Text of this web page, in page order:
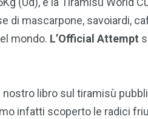
di mascarpone, savoiardi,
mondo. L’Official Attempt
nostro libro sul tiramisù
infatti scoperto le radici